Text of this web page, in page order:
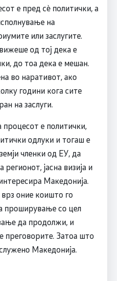
е пред сè политички, а
на
или заслугите.
од тој дека е
до тоа дека е мешан.
во наративот, ако
години кога сите
на заслуги.
процесот е политички,
одлуки и тогаш е
членки од ЕУ, да
регионот, јасна визија и
Македонија.
оние коишто го
проширување со цел
да продолжи, и
преговорите. Затоа што
Македонија.